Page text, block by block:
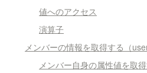
値へのアクセス
演算子
メンバーの情報を取得する（user
メンバー自身の属性値を取